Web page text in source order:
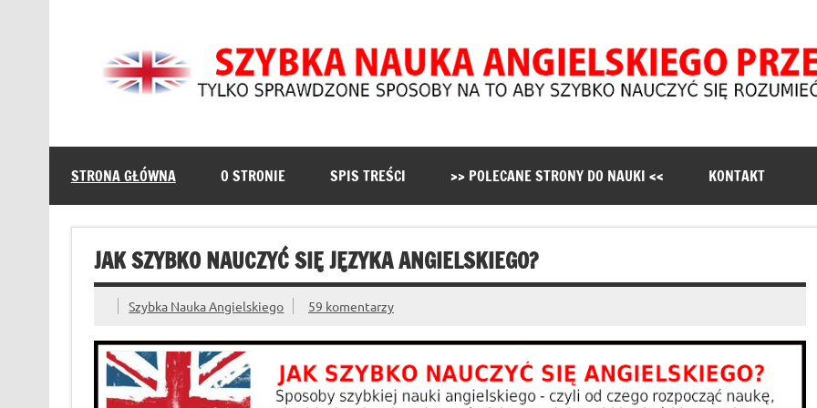
STRONA GŁÓWNA O STRONIE SPIS TREŚCI >> POLECANE STRONY DO NAUKI << KONTAKT
JAK SZYBKO NAUCZYĆ SIĘ JĘZYKA ANGIELSKIEGO?
Szybka Nauka Angielskiego 59 komentarzy